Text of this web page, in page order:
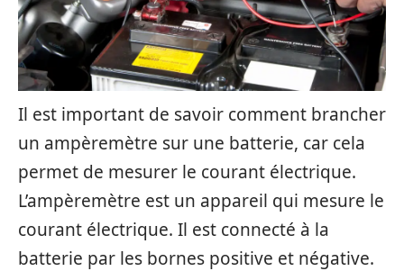
Il est important de savoir comment brancher
un ampèremètre sur une batterie, car cela
permet de mesurer le courant électrique.
L’ampèremètre est un appareil qui mesure le
courant électrique. Il est connecté à la
batterie par les bornes positive et négative.